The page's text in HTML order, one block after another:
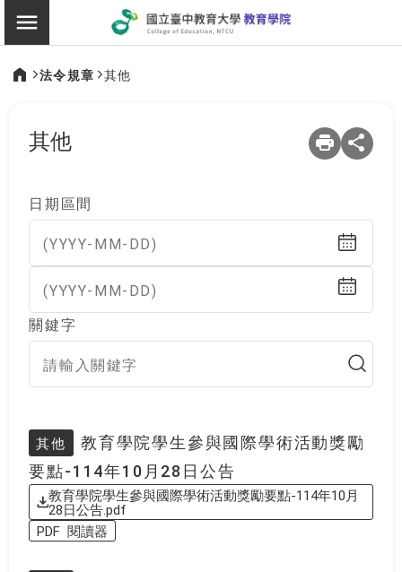
切換選單
教育學院
法令規章 其他
其他
日期區間
(YYYY-MM-DD)
(YYYY-MM-DD)
關鍵字
其他
教育學院學生參與國際學術活動獎勵
要點-114年10月28日公告
教育學院學生參與國際學術活動獎勵要點-114年10月
28日公告.pdf
PDF 閱讀器